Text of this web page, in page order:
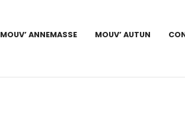
MOUV’ ANNEMASSE MOUV’ AUTUN